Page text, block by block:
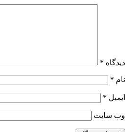
دیدگاه *
نام *
ایمیل *
وب‌ سایت